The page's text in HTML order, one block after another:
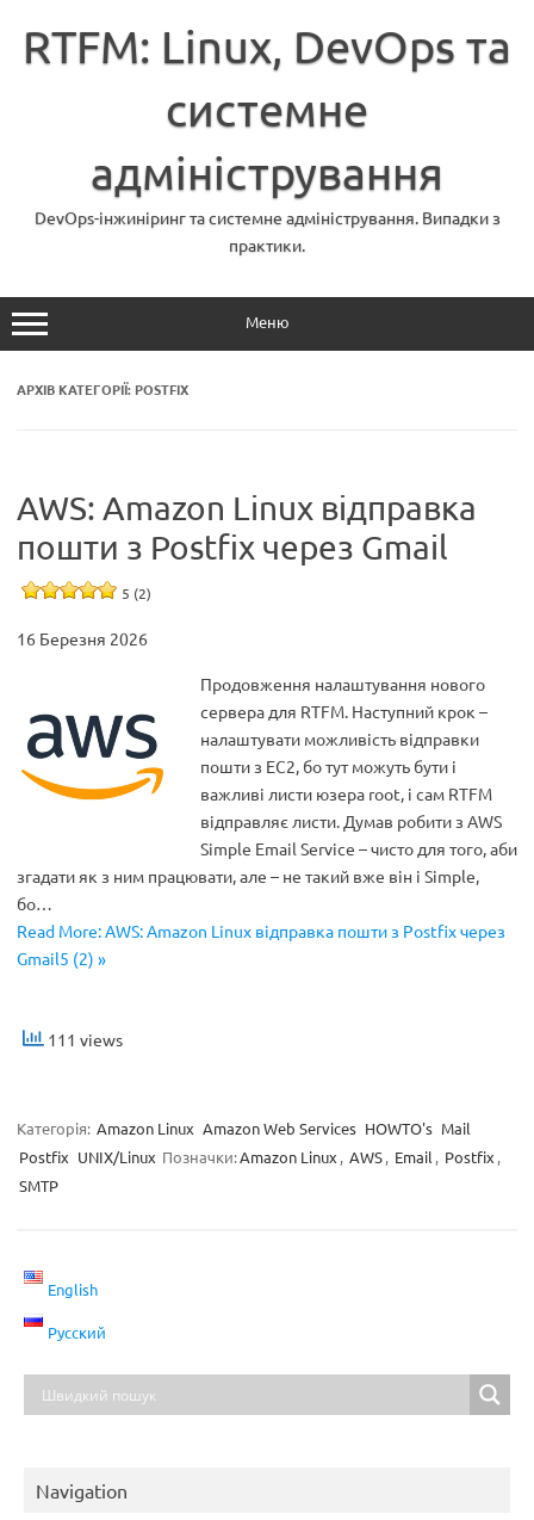
вмістуRTFM: Linux, DevOps та
системне
адміністрування
DevOps-інжиніринг та системне адміністрування. Випадки з
практики.
Меню
АРХІВ КАТЕГОРІЇ: POSTFIX
AWS: Amazon Linux відправка
пошти з Postfix через Gmail
5 (2)
16 Березня 2026
Продовження налаштування нового
сервера для RTFM. Наступний крок –
налаштувати можливість відправки
пошти з EC2, бо тут можуть бути і
важливі листи юзера root, і сам RTFM
відправляє листи. Думав робити з AWS
Simple Email Service – чисто для того, аби
згадати як з ним працювати, але – не такий вже він і Simple,
бо…
Read More: AWS: Amazon Linux відправка пошти з Postfix через
Gmail5 (2) »
111 views
Категорія: Amazon Linux Amazon Web Services HOWTO's Mail
Postfix UNIX/Linux Позначки:Amazon Linux , AWS, Email , Postfix ,
SMTP
English
Русский
Navigation